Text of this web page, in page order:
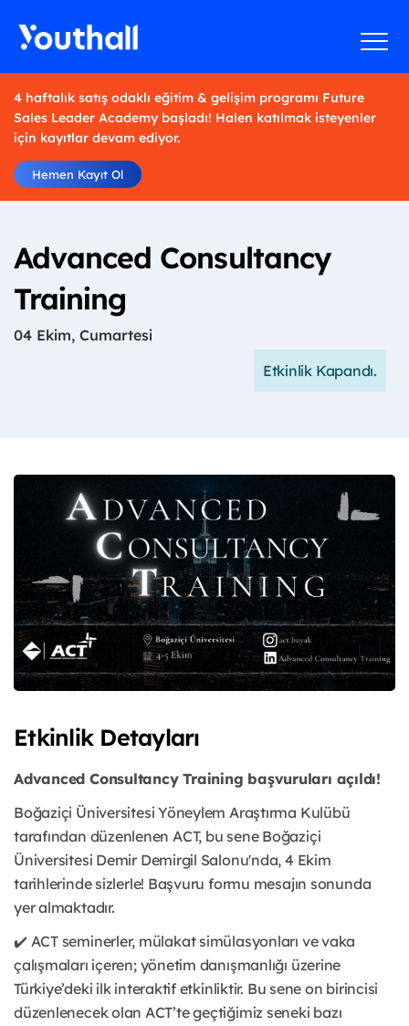
4 haftalık satış odaklı eğitim & gelişim programı Future
Sales Leader Academy başladı! Halen katılmak isteyenler
için kayıtlar devam ediyor.
Hemen Kayıt Ol
Advanced Consultancy
Training
04 Ekim, Cumartesi
Etkinlik Kapandı.
Etkinlik Detayları
Advanced Consultancy Training başvuruları açıldı!
Boğaziçi Üniversitesi Yöneylem Araştırma Kulübü
tarafından düzenlenen ACT, bu sene Boğaziçi
Üniversitesi Demir Demirgil Salonu'nda, 4 Ekim
tarihlerinde sizlerle! Başvuru formu mesajın sonunda
yer almaktadır.
✔️ ACT seminerler, mülakat simülasyonları ve vaka
çalışmaları içeren; yönetim danışmanlığı üzerine
Türkiye’deki ilk interaktif etkinliktir. Bu sene on birincisi
düzenlenecek olan ACT’te geçtiğimiz seneki bazı